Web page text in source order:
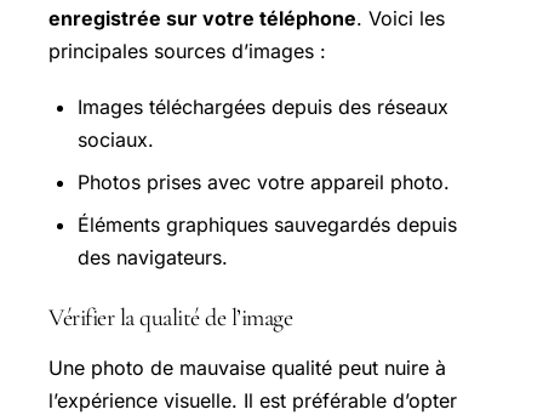
enregistrée sur votre téléphone. Voici les
principales sources d’images :
Images téléchargées depuis des réseaux
sociaux.
Photos prises avec votre appareil photo.
Éléments graphiques sauvegardés depuis
des navigateurs.
Vérifier la qualité de l’image
Une photo de mauvaise qualité peut nuire à
l’expérience visuelle. Il est préférable d’opter